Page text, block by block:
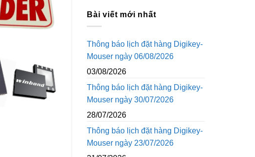
Bài viết mới nhất
Thông báo lịch đặt hàng Digikey-
Mouser ngày 06/08/2026
03/08/2026
Thông báo lịch đặt hàng Digikey-
Mouser ngày 30/07/2026
28/07/2026
Thông báo lịch đặt hàng Digikey-
Mouser ngày 23/07/2026